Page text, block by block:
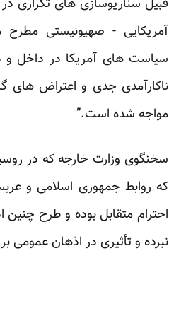
قبیل سناریوسازی های تکراری
آمریکایی - صهیونیستی
سیاست های آمریکا در داخل
ناکارآمدی جدی و اعتراض های
مواجه شده است.”
سخنگوی وزارت خارجه که در
که روابط جمهوری اسلامی و
احترام متقابل بوده و طرح چنین
نبرده و تأثیری در اذهان عمومی